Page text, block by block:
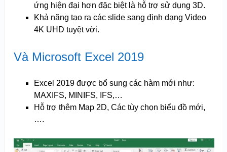
ứng hiện đại hơn đặc biệt là hỗ trợ sử dụng 3D.
Khả năng tạo ra các slide sang định dạng Video
4K UHD tuyệt vời.
Và Microsoft Excel 2019
Excel 2019 được bổ sung các hàm mới như:
MAXIFS, MINIFS, IFS,…
Hỗ trợ thêm Map 2D, Các tùy chọn biểu đồ mới,
….